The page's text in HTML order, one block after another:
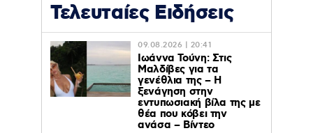
Τελευταίες Ειδήσεις
09.08.2026 | 20:41
Ιωάννα Τούνη: Στις
Μαλδίβες για τα
γενέθλια της – H
ξενάγηση στην
εντυπωσιακή βίλα της με
θέα που κόβει την
ανάσα – Βίντεο